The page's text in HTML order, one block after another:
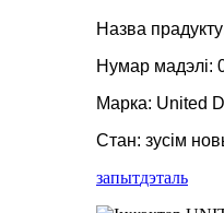
Назва
Нумар мадэлі:
Марка: United
Стан: зусім
запытдэталь